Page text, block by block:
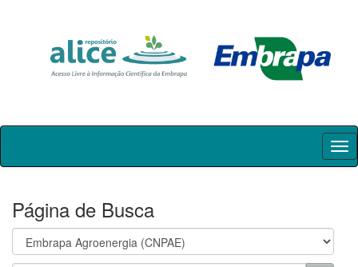
Skip
Página de Busca